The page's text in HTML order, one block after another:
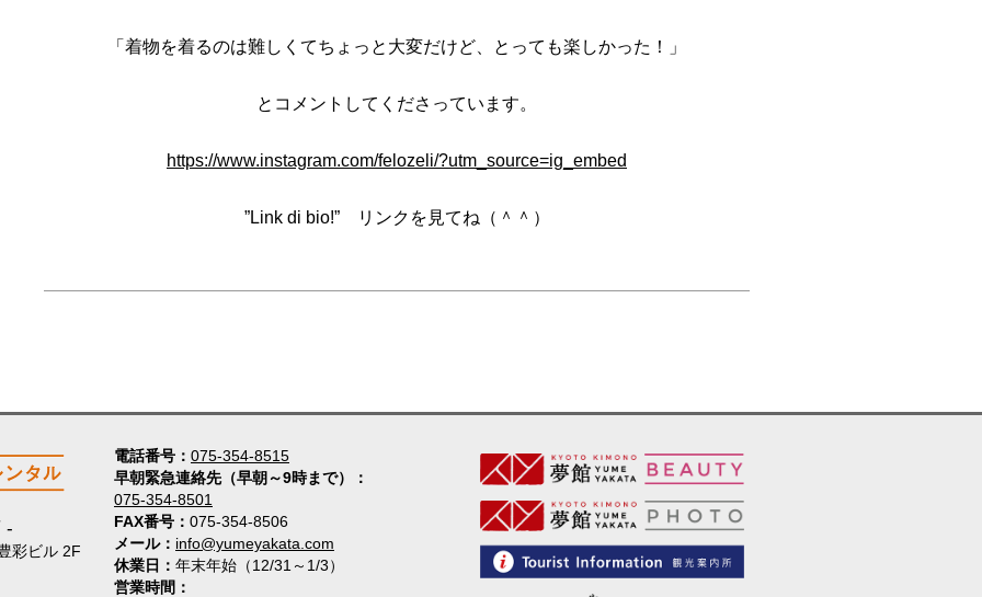
「着物を着るのは難しくてちょっと大変だけど、とっても楽しかった！」
とコメントしてくださっています。
https://www.instagram.com/felozeli/?utm_source=ig_embed
”Link di bio!” リンクを見てね（＾＾）
電話番号
075-354-8515
早朝緊急連絡先（早朝～9時まで）
075-354-8501
FAX番号
075-354-8506
メール
info@yumeyakata.com
休業日
年末年始（12/31～1/3）
営業時間
彩ビル 2F